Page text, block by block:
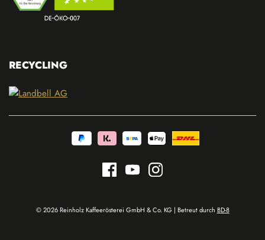
RECYCLING
© 2026 Reinholz Kaffeerösterei GmbH & Co. KG | Betreut durch BD-8